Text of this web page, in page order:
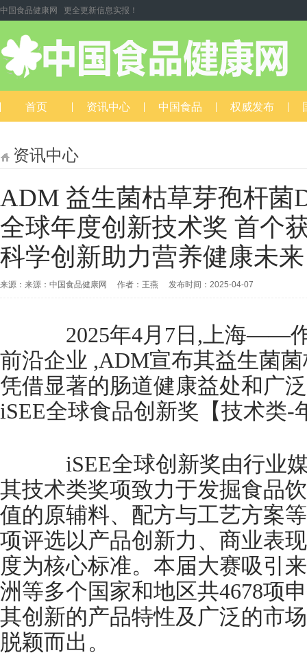
中国食品健康网 更全更新信息实报！
首页 资讯中心 中国食品 权威发布
资讯中心
ADM 益生菌枯草芽孢杆菌
全球年度创新技术奖 首个
科学创新助力营养健康未来
来源：来源：中国食品健康网 作者：王燕 发布时间：2025-04-07
2025年4月7日,上海——作
前沿企业 ,ADM宣布其益生菌
凭借显著的肠道健康益处和广
iSEE全球食品创新奖【技术类-
iSEE全球创新奖由行业媒
其技术类奖项致力于发掘食品
值的原辅料、配方与工艺方案
项评选以产品创新力、商业表
度为核心标准。本届大赛吸引
洲等多个国家和地区共4678项
其创新的产品特性及广泛的市
脱颖而出。